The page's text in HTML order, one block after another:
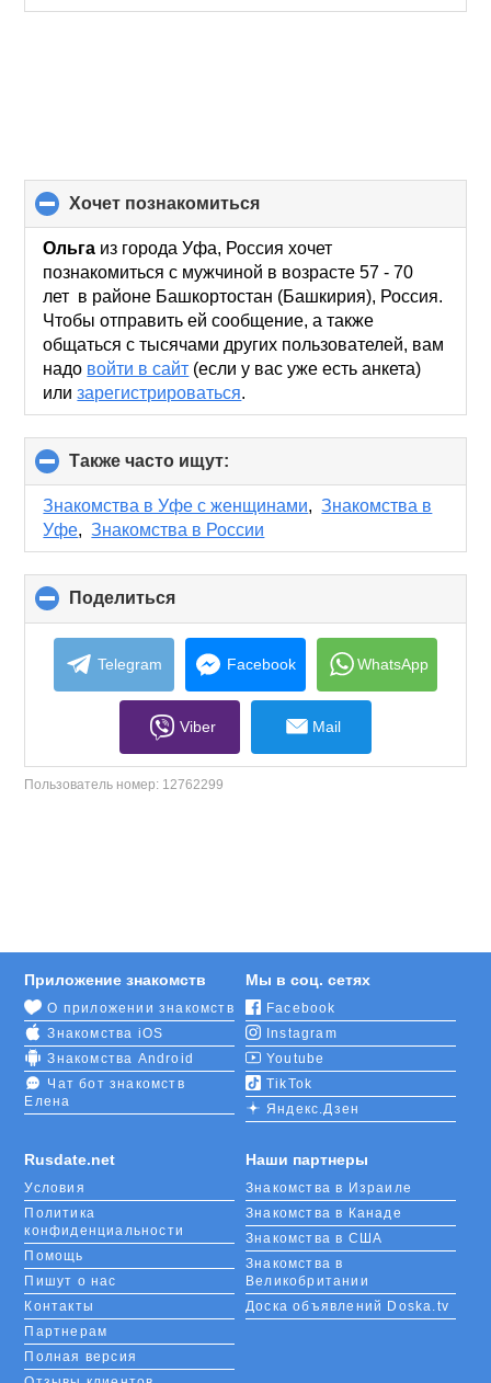
хочет познакомиться
to
collapse
contents
Ольга из города Уфа, Россия хочет
познакомиться с мужчиной в возрасте 57 - 70
лет в районе Башкортостан (Башкирия), Россия.
Чтобы отправить ей сообщение, а также
общаться с тысячами других пользователей, вам
надо войти в сайт (если у вас уже есть анкета)
илизарегистрироваться.
Также часто ищут:
to
collapse
contents
Знакомства в Уфе с женщинами,Знакомства в
Уфе,Знакомства в России
Поделиться
to
collapse
contents
Telegram Facebook WhatsApp
Viber Mail
Пользователь номер: 12762299
Rusdate.net
Условия
Политика
конфиденциальности
Помощь
Пишут о нас
Контакты
Партнерам
Полная версия
Приложение знакомств
О приложении знакомств
Знакомства iOS
Знакомства Android
Чат бот знакомств
Елена
Мы в соц. сетях
Facebook
Instagram
Youtube
TikTok
Яндекс.Дзен
Наши партнеры
Знакомства в Израиле
Знакомства в Канаде
Знакомства в США
Знакомства в
Великобритании
Доска объявлений Doska.tv